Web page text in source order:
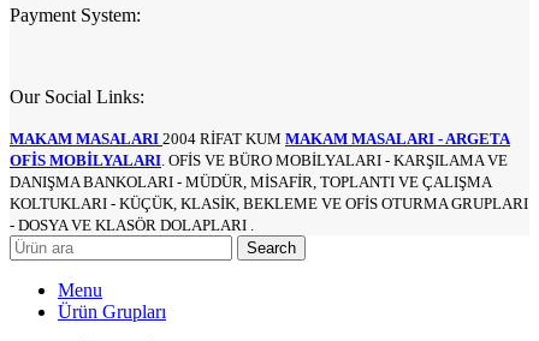
Payment System:
Our Social Links:
MAKAM MASALARI 2004 RİFAT KUM MAKAM MASALARI - ARGETA
OFİS MOBİLYALARI. OFİS VE BÜRO MOBİLYALARI - KARŞILAMA VE
DANIŞMA BANKOLARI - MÜDÜR, MİSAFİR, TOPLANTI VE ÇALIŞMA
KOLTUKLARI - KÜÇÜK, KLASİK, BEKLEME VE OFİS OTURMA GRUPLARI
- DOSYA VE KLASÖR DOLAPLARI .
Search
Menu
Ürün Grupları